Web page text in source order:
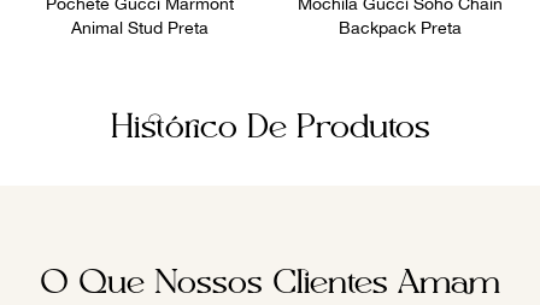
Pochete Gucci Marmont
Animal Stud Preta
Mochila Gucci Soho Chain
Backpack Preta
Histórico De Produtos
O Que Nossos Clientes Amam